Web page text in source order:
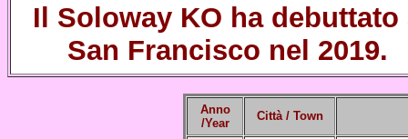
Il Soloway KO ha debuttato
San Francisco nel 2019.
Anno
/Year
Città / Town